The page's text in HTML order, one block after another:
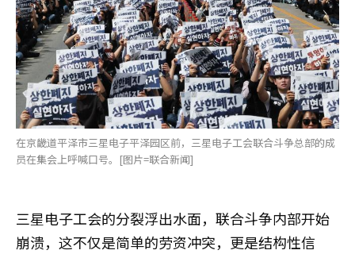
在京畿道平泽市三星电子平泽园区前，三星电子工会联合斗争总部的成
员在集会上呼喊口号。[图片=联合新闻]
三星电子工会的分裂浮出水面，联合斗争内部开始
崩溃，这不仅是简单的劳资冲突，更是结构性信